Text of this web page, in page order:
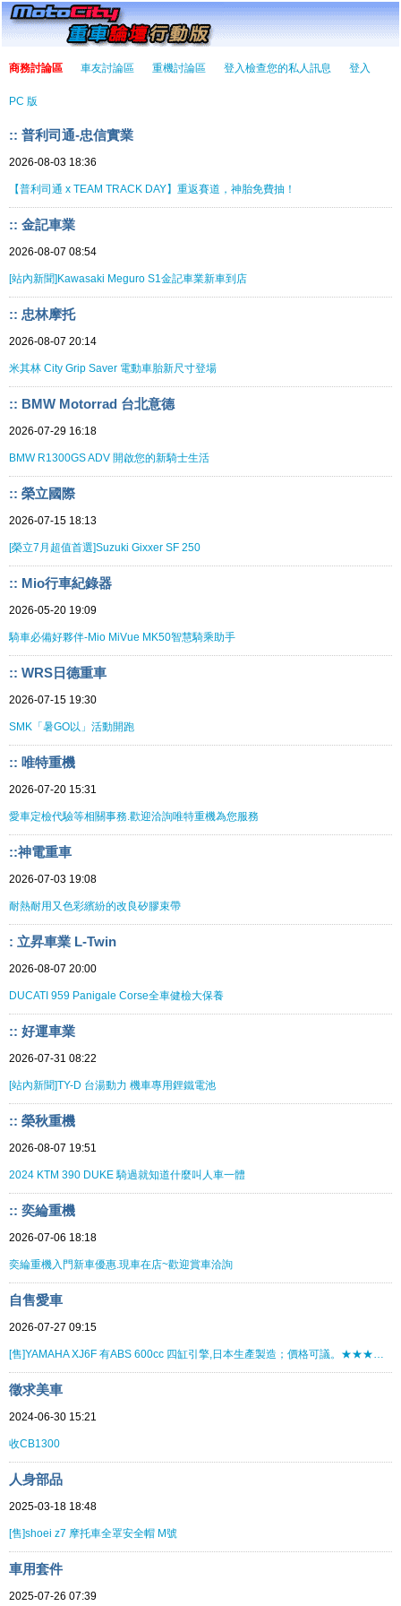
商務討論區 車友討論區 重機討論區 登入檢查您的私人訊息 登入
PC 版
:: 普利司通-忠信實業
2026-08-03 18:36
【普利司通 x TEAM TRACK DAY】重返賽道，神胎免費抽！
:: 金記車業
2026-08-07 08:54
[站內新聞]Kawasaki Meguro S1金記車業新車到店
:: 忠林摩托
2026-08-07 20:14
米其林 City Grip Saver 電動車胎新尺寸登場
:: BMW Motorrad 台北意德
2026-07-29 16:18
BMW R1300GS ADV 開啟您的新騎士生活
:: 榮立國際
2026-07-15 18:13
[榮立7月超值首選]Suzuki Gixxer SF 250
:: Mio行車紀錄器
2026-05-20 19:09
騎車必備好夥伴-Mio MiVue MK50智慧騎乘助手
:: WRS日德重車
2026-07-15 19:30
SMK「暑GO以」活動開跑
:: 唯特重機
2026-07-20 15:31
愛車定檢代驗等相關事務.歡迎洽詢唯特重機為您服務
::神電重車
2026-07-03 19:08
耐熱耐用又色彩繽紛的改良矽膠束帶
: 立昇車業 L-Twin
2026-08-07 20:00
DUCATI 959 Panigale Corse全車健檢大保養
:: 好運車業
2026-07-31 08:22
[站內新聞]TY-D 台湯動力 機車專用鋰鐵電池
:: 榮秋重機
2026-08-07 19:51
2024 KTM 390 DUKE 騎過就知道什麼叫人車一體
:: 奕綸重機
2026-07-06 18:18
奕綸重機入門新車優惠.現車在店~歡迎賞車洽詢
自售愛車
2026-07-27 09:15
[售]YAMAHA XJ6F 有ABS 600cc 四缸引擎,日本生產製造；價格可議。★★★★★★★★
徵求美車
2024-06-30 15:21
收CB1300
人身部品
2025-03-18 18:48
[售]shoei z7 摩托車全罩安全帽 M號
車用套件
2025-07-26 07:39